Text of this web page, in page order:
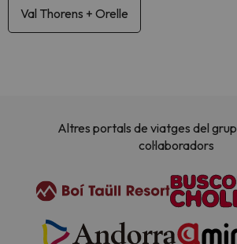
Val Thorens + Orelle
Altres portals de viatges del
col·laboradors